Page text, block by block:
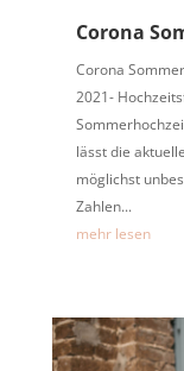
Corona
Corona
2021-
lässt die
möglichst
Zahlen...
mehr lesen